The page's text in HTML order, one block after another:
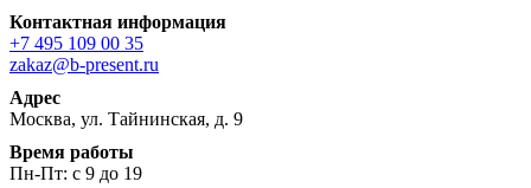
Контактная информация
+7 495 109 00 35
zakaz@b-present.ru
Адрес
Москва, ул. Тайнинская, д. 9
Время работы
Пн-Пт: с 9 до 19